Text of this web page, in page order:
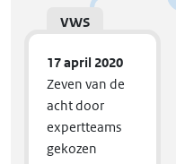
VWS
17 april 2020
Zeven van de
acht door
expertteams
gekozen